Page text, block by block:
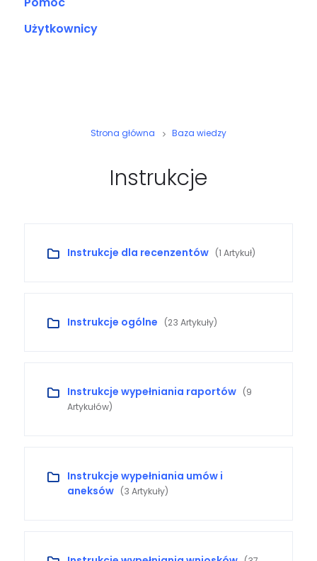
Użytkownicy
Strona główna Baza wiedzy
Instrukcje
Instrukcje dla recenzentów (1 Artykuł)
Instrukcje ogólne (23 Artykuły)
Instrukcje wypełniania raportów (9
Artykułów)
Instrukcje wypełniania umów i
aneksów (3 Artykuły)